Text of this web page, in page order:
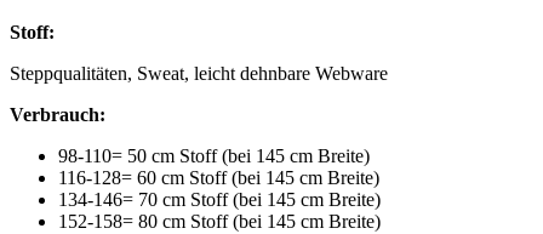
Stoff:
Steppqualitäten, Sweat, leicht dehnbare Webware
Verbrauch:
98-110= 50 cm Stoff (bei 145 cm Breite)
116-128= 60 cm Stoff (bei 145 cm Breite)
134-146= 70 cm Stoff (bei 145 cm Breite)
152-158= 80 cm Stoff (bei 145 cm Breite)